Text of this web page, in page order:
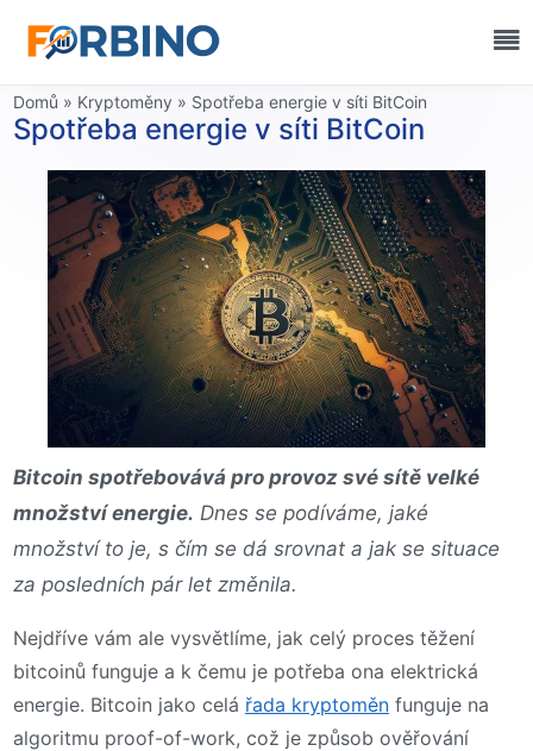
Domů » Kryptoměny » Spotřeba energie v síti BitCoin
Spotřeba energie v síti BitCoin
Bitcoin spotřebovává pro provoz své sítě velké
množství energie. Dnes se podíváme, jaké
množství to je, s čím se dá srovnat a jak se situace
za posledních pár let změnila.
Nejdříve vám ale vysvětlíme, jak celý proces těžení
bitcoinů funguje a k čemu je potřeba ona elektrická
energie. Bitcoin jako celá řada kryptoměn funguje na
algoritmu proof-of-work, což je způsob ověřování